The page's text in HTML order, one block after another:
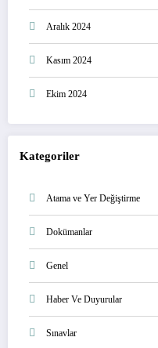
Aralık 2024
Kasım 2024
Ekim 2024
Kategoriler
Atama ve Yer Değiştirme
Dokümanlar
Genel
Haber Ve Duyurular
Sınavlar